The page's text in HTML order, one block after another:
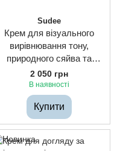
Sudee
Крем для візуального
вирівнювання тону,
природного сяйва та
комплексного догляду за
шкірою Sudee Water Glow
Nourishing Tone Up Cream,
50ml
2 050 грн
В наявності
Купити